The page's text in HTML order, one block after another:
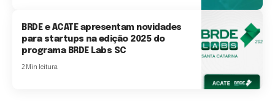
BRDE e ACATE apresentam novidades
para startups na edição 2025 do
programa BRDE Labs SC
2 Min leitura